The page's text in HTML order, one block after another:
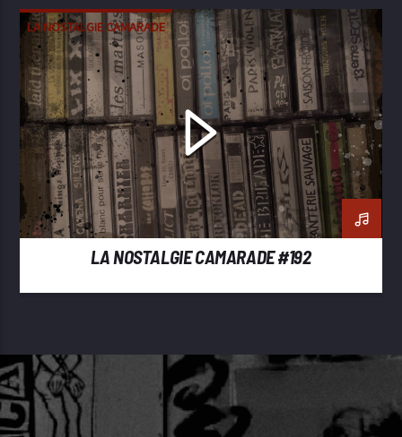
LA NOSTALGIE CAMARADE
LA NOSTALGIE CAMARADE #192